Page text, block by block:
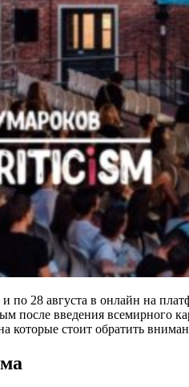
по 28 августа в онлайн на
после введения
которые стоит обратить